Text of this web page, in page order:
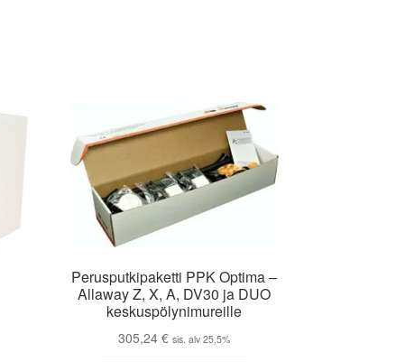
Perusputkipaketti PPK Optima –
Allaway Z, X, A, DV30 ja DUO
keskuspölynimureille
305,24€ sis. alv 25,5%